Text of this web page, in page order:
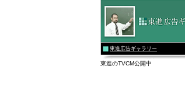
東進広告ギャラリー
東進のTVCM公開中